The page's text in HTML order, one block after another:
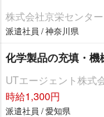
株式会社京栄センター
派遣社員 / 神奈川県
化学製品の充填・
UTエージェント株式
時給1,300円
派遣社員 / 愛知県